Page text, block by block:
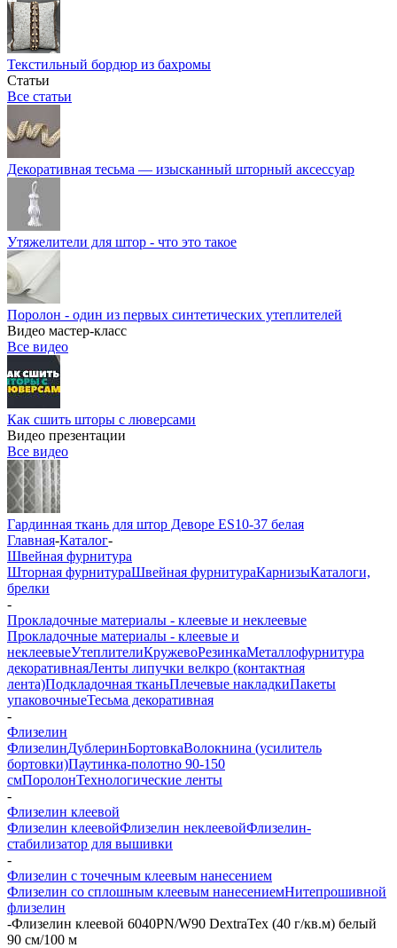
Текстильный бордюр из бахромы
Статьи
Все статьи
Декоративная тесьма — изысканный шторный аксессуар
Утяжелители для штор - что это такое
Поролон - один из первых синтетических утеплителей
Видео мастер-класс
Все видео
Как сшить шторы с люверсами
Видео презентации
Все видео
Гардинная ткань для штор Деворе ES10-37 белая
Главная-Каталог-
Швейная фурнитура
Шторная фурнитураШвейная фурнитураКарнизыКаталоги,
брелки
-
Прокладочные материалы - клеевые и неклеевые
Прокладочные материалы - клеевые и
неклеевыеУтеплителиКружевоРезинкаМеталлофурнитура
декоративнаяЛенты липучки велкро (контактная
лента)Подкладочная тканьПлечевые накладкиПакеты
упаковочныеТесьма декоративная
-
Флизелин
ФлизелинДублеринБортовкаВолокнина (усилитель
бортовки)Паутинка-полотно 90-150
смПоролонТехнологические ленты
-
Флизелин клеевой
Флизелин клеевойФлизелин неклеевойФлизелин-
стабилизатор для вышивки
-
Флизелин с точечным клеевым нанесением
Флизелин со сплошным клеевым нанесениемНитепрошивной
флизелин
-Флизелин клеевой 6040PN/W90 DextraTex (40 г/кв.м) белый
90 см/100 м